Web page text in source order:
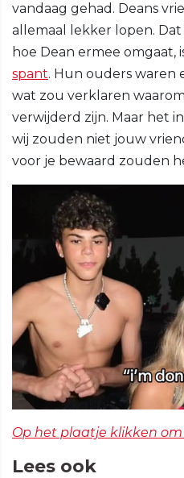
vandaag gehad. Deans
allemaal lekker lopen. Dat
hoe Dean ermee omgaat,
spant. Hun ouders waren
wat zou verklaren
verwijderd zijn. Maar het
wij zouden niet jouw
voor je bewaard zouden
Op het plaatje klikken
Lees ook